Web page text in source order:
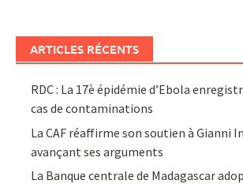
ARTICLES RÉCENTS
RDC : La 17è épidémie d’Ebola
cas de contaminations
La CAF réaffirme son soutien à Gianni
avançant ses arguments
La Banque centrale de Madagascar